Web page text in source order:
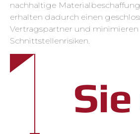
nachhaltige
erhalten dadurch einen
Vertragspartner und minimieren
Schnittstellenrisiken.